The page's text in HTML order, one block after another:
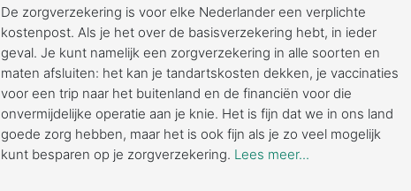
De zorgverzekering is voor elke Nederlander een verplichte
kostenpost. Als je het over de basisverzekering hebt, in ieder
geval. Je kunt namelijk een zorgverzekering in alle soorten en
maten afsluiten: het kan je tandartskosten dekken, je vaccinaties
voor een trip naar het buitenland en de financiën voor die
onvermijdelijke operatie aan je knie. Het is fijn dat we in ons land
goede zorg hebben, maar het is ook fijn als je zo veel mogelijk
kunt besparen op je zorgverzekering. Lees meer...